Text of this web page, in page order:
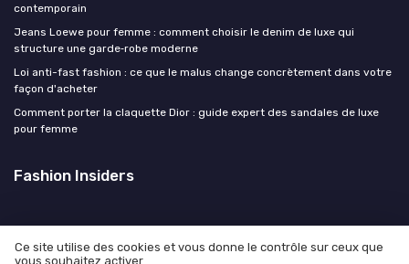
contemporain
Jeans Loewe pour femme : comment choisir le denim de luxe qui
structure une garde‑robe moderne
Loi anti-fast fashion : ce que le malus change concrètement dans votre
façon d'acheter
Comment porter la claquette Dior : guide expert des sandales de luxe
pour femme
Fashion Insiders
Ce site utilise des cookies et vous donne le contrôle sur ceux que
vous souhaitez activer